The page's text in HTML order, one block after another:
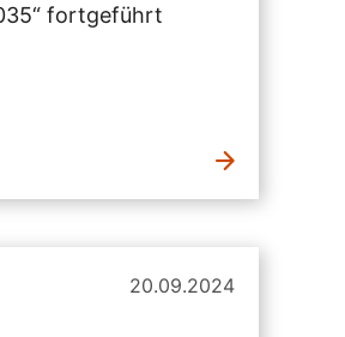
fortgeführt
20.09.2024